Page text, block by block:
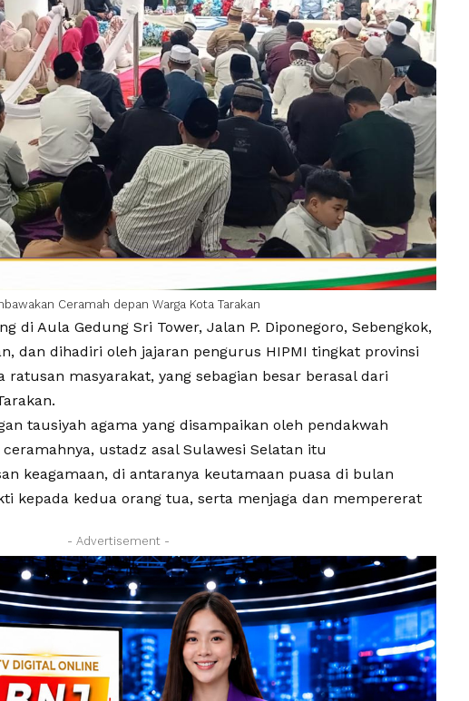
Ceramah depan Warga Kota Tarakan
di Aula Gedung Sri Tower, Jalan P. Diponegoro, Sebengkok,
dan dihadiri oleh jajaran pengurus HIPMI tingkat provinsi
ratusan masyarakat, yang sebagian besar berasal dari
tausiyah agama yang disampaikan oleh pendakwah
ceramahnya, ustadz asal Sulawesi Selatan itu
keagamaan, di antaranya keutamaan puasa di bulan
kepada kedua orang tua, serta menjaga dan mempererat
- Advertisement -